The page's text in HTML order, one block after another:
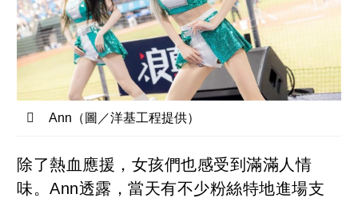
Ann（圖／洋基工程提供）
除了熱血應援，女孩們也感受到滿滿人情
味。Ann透露，當天有不少粉絲特地進場支